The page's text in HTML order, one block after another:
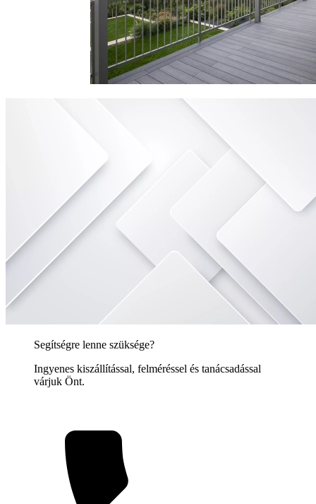
Segítségre lenne szüksége?
Ingyenes kiszállítással, felméréssel és tanácsadással
várjuk Önt.